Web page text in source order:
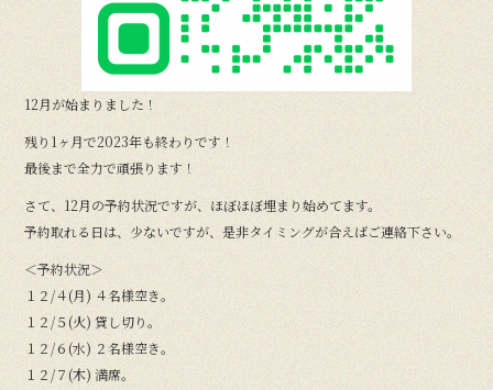
12月が始まりました！
残り1ヶ月で2023年も終わりです！
最後まで全力で頑張ります！
さて、12月の予約状況ですが、ほぼほぼ埋まり始めてます。
予約取れる日は、少ないですが、是非タイミングが合えばご連絡下さい。
＜予約状況＞
１２/４(月) ４名様空き。
１２/５(火) 貸し切り。
１２/６(水) ２名様空き。
１２/７(木) 満席。